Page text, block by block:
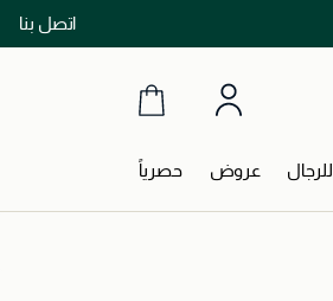
اتصل بنااشتري الآن و ادفع لاحقاً مع تابي و تمارا!
للرجال عروض حصرياً